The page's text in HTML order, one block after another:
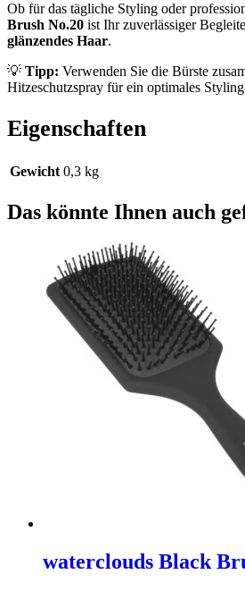
Ob für das tägliche Styling oder
Brush No.20 ist Ihr zuverlässiger
glänzendes Haar.
💡 Tipp: Verwenden Sie die Bürste
Hitzeschutzspray für ein optimales
Eigenschaften
Gewicht 0,3 kg
Das könnte Ihnen auch
waterclouds Black